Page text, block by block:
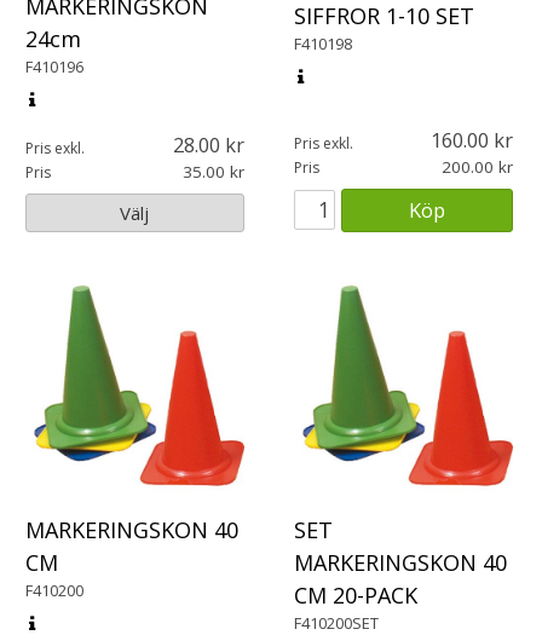
MARKERINGSKON
24cm
F410196
Pris exkl. 28.00
Pris 35.00
Välj
SIFFROR 1-10 SET
F410198
Pris exkl. 160.00
Pris 200.00
Köp
MARKERINGSKON 40
CM
F410200
SET
MARKERINGSKON 40
CM 20-PACK
F410200SET